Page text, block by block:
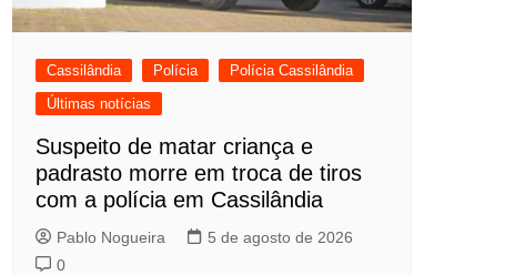
Cassilândia Polícia
Polícia Cassilândia
Últimas notícias
Suspeito de matar criança e
padrasto morre em troca de tiros
com a polícia em Cassilândia
Pablo Nogueira
5 de agosto de 2026
0